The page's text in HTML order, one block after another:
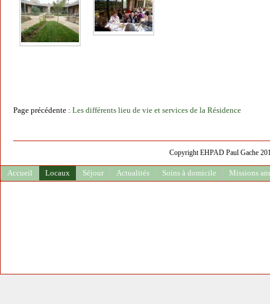
Page précédente : Les différents lieu de vie et services de la Résidence
Copyright EHPAD Paul Gache
Accueil Locaux Séjour Actualités Soins à domicile Missions